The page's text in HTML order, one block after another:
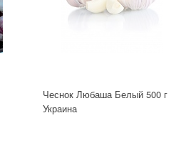
Чеснок Любаша Белый 500 г
Украина